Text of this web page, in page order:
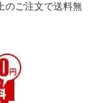
のご注文で送料無